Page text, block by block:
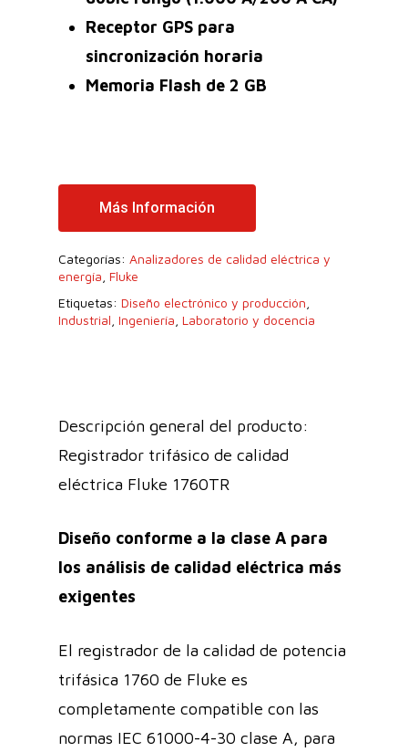
Receptor GPS para
sincronización horaria
Memoria Flash de 2 GB
Más Información
Categorías: Analizadores de calidad eléctrica y
energía Fluke
Etiquetas: Diseño electrónico y producción
Industrial Ingeniería Laboratorio y docencia
Descripción general del producto:
Registrador trifásico de calidad
eléctrica Fluke 1760TR
Diseño conforme a la clase A para
los análisis de calidad eléctrica más
exigentes
El registrador de la calidad de potencia
trifásica 1760 de Fluke es
completamente compatible con las
normas IEC 61000-4-30 clase A, para